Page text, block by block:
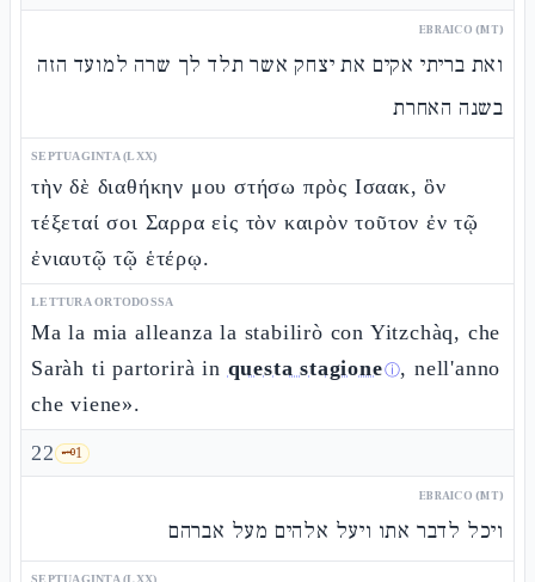
EBRAICO (MT)
ואת בריתי אקים את יצחק אשר תלד לך שרה למועד הזה
בשנה האחרת
SEPTUAGINTA (LXX)
τὴν δὲ διαθήκην μου στήσω πρὸς Ισαακ, ὃν
τέξεταί σοι Σαρρα εἰς τὸν καιρὸν τοῦτον ἐν τῷ
ἐνιαυτῷ τῷ ἑτέρῳ.
LETTURA ORTODOSSA
Ma la mia alleanza la stabilirò con Yitzchàq, che
Saràh ti partorirà in questa stagioneⓘ, nell'anno
che viene».
22 🗝️1
EBRAICO (MT)
ויכל לדבר אתו ויעל אלהים מעל אברהם
SEPTUAGINTA (LXX)